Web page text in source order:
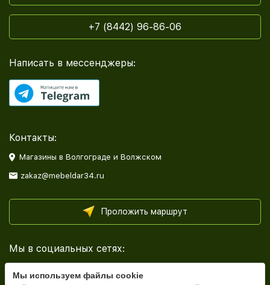
+7 (8442) 96-86-06
Написать в мессенджеры:
Контакты:
Магазины в Волгограде и Волжском
zakaz@mebeldar34.ru
Проложить маршрут
Мы в социальных сетях:
Мы используем файлы cookie